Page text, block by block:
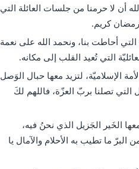
أن لا حرمنا من جلسات العائلة التي
رمضان كريم.
التي أحاطت بنا، ونحمد الله على نعمة
التي تُعيد القلب إلى مكانه.
الإسلاميّة، لتزيد معها حبال الوَصل
التي تصلنا بربّ العزّة، فاللهم لكَ
الخَير الجَزيل الذي نحنُ فيه،
البرّ ما تطيب به الأحلام والآمال يا